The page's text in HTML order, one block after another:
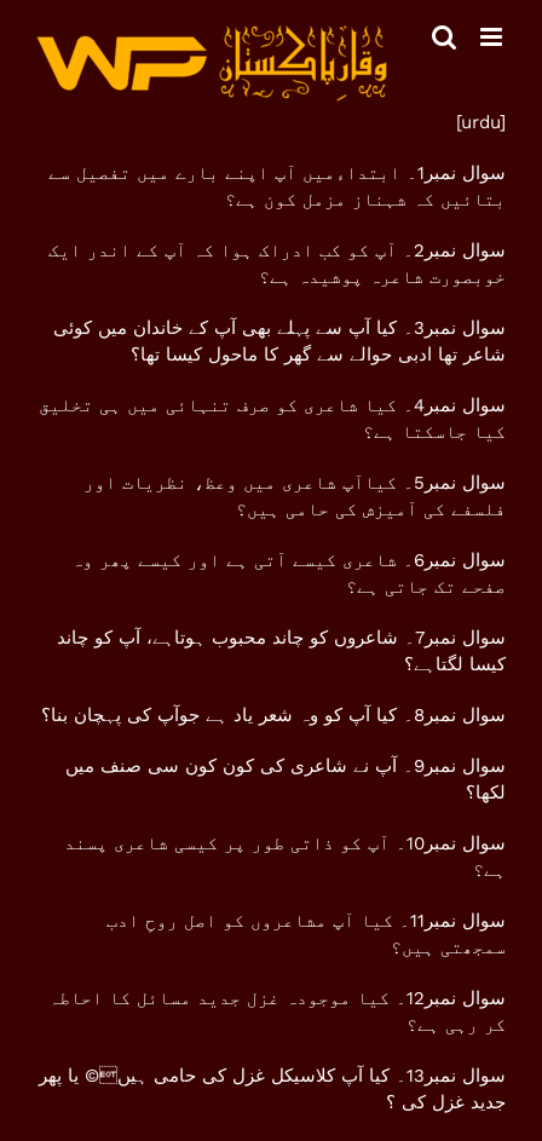
content
[urdu]
سوال نمبر1۔ ابتداءمیں آپ اپنے بارے میں تفصیل سے
بتائیں کہ شہناز مزمل کون ہے؟
سوال نمبر2۔ آپ کو کب ادراک ہوا کہ آپ کے اندر ایک
خوبصورت شاعرہ پوشیدہ ہے؟
سوال نمبر3۔ کیا آپ سے پہلے بھی آپ کے خاندان میں کوئی
شاعر تھا ادبی حوالے سے گھر کا ماحول کیسا تھا؟
سوال نمبر4۔ کیا شاعری کو صرف تنہائی میں ہی تخلیق
کیا جاسکتا ہے؟
سوال نمبر5۔ کیاآپ شاعری میں وعظ، نظریات اور
فلسفے کی آمیزش کی حامی ہیں؟
سوال نمبر6۔ شاعری کیسے آتی ہے اور کیسے پھر وہ
صفحے تک جاتی ہے؟
سوال نمبر7۔ شاعروں کو چاند محبوب ہوتاہے، آپ کو چاند
کیسا لگتاہے؟
سوال نمبر8۔ کیا آپ کو وہ شعر یاد ہے جوآپ کی پہچان بنا؟
سوال نمبر9۔ آپ نے شاعری کی کون کون سی صنف میں
لکھا؟
سوال نمبر10۔ آپ کو ذاتی طور پر کیسی شاعری پسند
ہے؟
سوال نمبر11۔ کیا آپ مشاعروں کو اصل روحِ ادب
سمجھتی ہیں؟
سوال نمبر12۔ کیا موجودہ غزل جدید مسائل کا احاطہ
کر رہی ہے؟
سوال نمبر13۔ کیا آپ کلاسیکل غزل کی حامی ہیں© یا پھر
جدید غزل کی ؟